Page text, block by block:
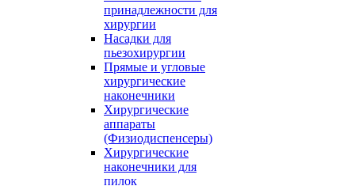
принадлежности для
хирургии
Насадки для
пьезохирургии
Прямые и угловые
хирургические
наконечники
Хирургические
аппараты
(Физиодиспенсеры)
Хирургические
наконечники для
пилок